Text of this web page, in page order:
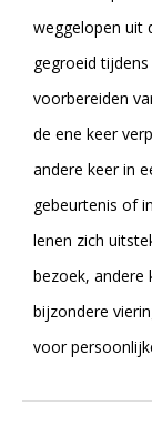
weggelopen uit
gegroeid
voorbereiden
de ene keer
andere keer in
gebeurtenis of
lenen zich
bezoek, andere
bijzondere
voor